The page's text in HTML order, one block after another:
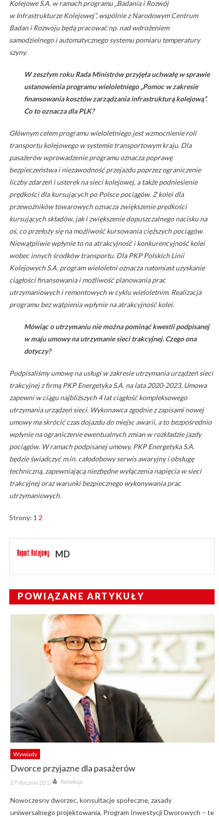
Kolejowe S.A. w ramach programu „Badania i Rozwój
w Infrastrukturze Kolejowej”, wspólnie z Narodowym Centrum
Badan i Rozwoju będą pracować np. nad wdrożeniem
samodzielnego i automatycznego systemu pomiaru temperatury
szyny.
W zeszłym roku Rada Ministrów przyjęła uchwałę w sprawie
ustanowienia programu wieloletniego „Pomoc w zakresie
finansowania kosztów zarządzania infrastrukturą kolejową”.
Co to oznacza dla PLK?
Głównym celem programu wieloletniego jest wzmocnienie roli
transportu kolejowego w systemie transportowym kraju. Dla
pasażerów wprowadzenie programu oznacza poprawę
bezpieczeństwa i niezawodność przejazdu poprzez ograniczenie
liczby zdarzeń i usterek na sieci kolejowej, a także podniesienie
prędkości dla kursujących po Polsce pociągów. Z kolei dla
przewoźników towarowych oznacza zwiększenie prędkości
kursujących składów, jak i zwiększenie dopuszczalnego nacisku na
oś, co przełoży się na możliwość kursowania cięższych pociągów.
Niewątpliwie wpłynie to na atrakcyjność i konkurencyjność kolei
wobec innych środków transportu. Dla PKP Polskich Linii
Kolejowych S.A. program wieloletni oznacza natomiast uzyskanie
ciągłości finansowania i możliwość planowania prac
utrzymaniowych i remontowych w cyklu wieloletnim. Realizacja
programu bez wątpienia wpłynie na atrakcyjność kolei.
Mówiąc o utrzymaniu nie można pominąć kwestii podpisanej
w maju umowy na utrzymanie sieci trakcyjnej. Czego ona
dotyczy?
Podpisaliśmy umowę na usługi w zakresie utrzymania urządzeń sieci
trakcyjnej z firmą PKP Energetyka S.A. na lata 2020-2023. Umowa
zapewni w ciągu najbliższych 4 lat ciągłość kompleksowego
utrzymania urządzeń sieci. Wykonawca zgodnie z zapisami nowej
umowy ma skrócić czas dojazdu do miejsc awarii, a to bezpośrednio
wpłynie na ograniczenie ewentualnych zmian w rozkładzie jazdy
pociągów. W ramach podpisanej umowy, PKP Energetyka S.A.
będzie świadczyć m.in. całodobowy serwis awaryjny i obsługę
techniczną, zapewniającą niezbędne wyłączenia napięcia w sieci
trakcyjnej oraz warunki bezpiecznego wykonywania prac
utrzymaniowych.
Strony: 1 2
MD
POWIĄZANE ARTYKUŁY
Wywiady
Dworce przyjazne dla pasażerów
Posted
on
27 stycznia 2017 Author
Redakcja
Nowoczesny dworzec, konsultacje społeczne, zasady
uniwersalnego projektowania, Program Inwestycji Dworowych – te